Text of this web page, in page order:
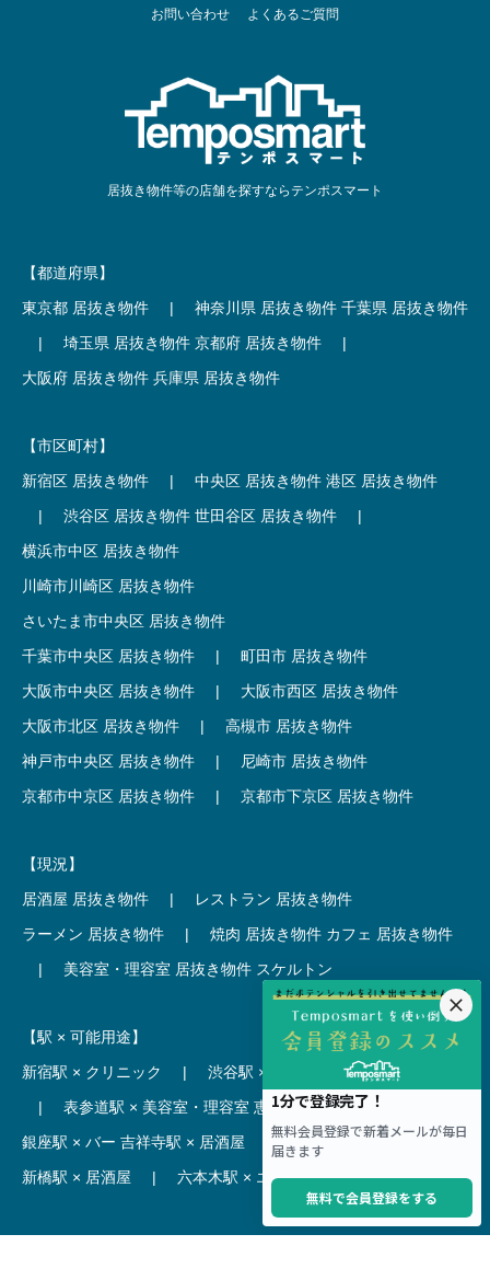
お問い合わせ
よくあるご質問
居抜き物件等の店舗を探すならテンポスマート
【都道府県】
東京都 居抜き物件
| 神奈川県 居抜き物件 千葉県 居抜き物件
|
埼玉県 居抜き物件 京都府 居抜き物件
|
大阪府 居抜き物件 兵庫県 居抜き物件
【市区町村】
新宿区 居抜き物件
| 中央区 居抜き物件 港区 居抜き物件
|
渋谷区 居抜き物件 世田谷区 居抜き物件
|
横浜市中区 居抜き物件
川崎市川崎区 居抜き物件
さいたま市中央区 居抜き物件
千葉市中央区 居抜き物件
|
町田市 居抜き物件
大阪市中央区 居抜き物件
|
大阪市西区 居抜き物件
大阪市北区 居抜き物件
|
高槻市 居抜き物件
神戸市中央区 居抜き物件
|
尼崎市 居抜き物件
京都市中京区 居抜き物件
| 京都市下京区 居抜き物件
【現況】
居酒屋 居抜き物件
|
レストラン 居抜き物件
ラーメン 居抜き物件
| 焼肉 居抜き物件 カフェ 居抜き物件
|
美容室・理容室 居抜き物件 スケルトン
【駅 × 可能用途】
新宿駅 × クリニック
| 渋谷駅 × カフェ
池袋駅 × ラーメン
|
表参道駅 × 美容室・理容室 恵比寿駅 × レストラン
銀座駅 × バー 吉祥寺駅 × 居酒屋
麻布十番駅 × レストラン
新橋駅 × 居酒屋
| 六本木駅 × エステ・マッサージ・サロン